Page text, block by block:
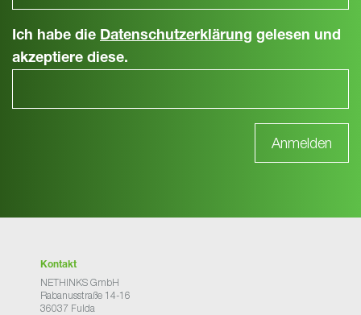
Ich habe die Datenschutzerklärung gelesen und
akzeptiere diese.
Kontakt
NETHINKS GmbH
Rabanusstraße 14-16
36037 Fulda